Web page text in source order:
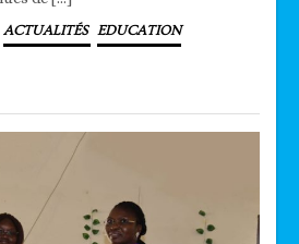
ACTUALITÉS EDUCATION